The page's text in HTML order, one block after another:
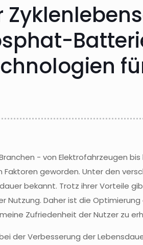
- von Elektrofahrzeugen
geworden. Unter den
bekannt. Trotz ihrer Vorteile
Daher ist die
Zufriedenheit der Nutzer zu
der Verbesserung der